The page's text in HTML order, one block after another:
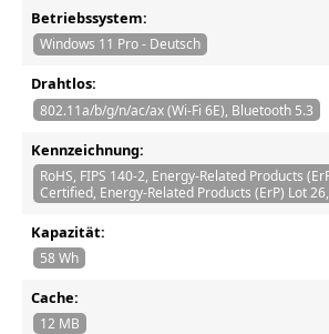
Betriebssystem:
Windows 11 Pro - Deutsch
Drahtlos:
802.11a/b/g/n/ac/ax (Wi-Fi 6E), Bluetooth 5.3
Kennzeichnung:
RoHS, FIPS 140-2, Energy-Related Products
Certified, Energy-Related Products (ErP) Lot
Kapazität:
58 Wh
Cache:
12 MB